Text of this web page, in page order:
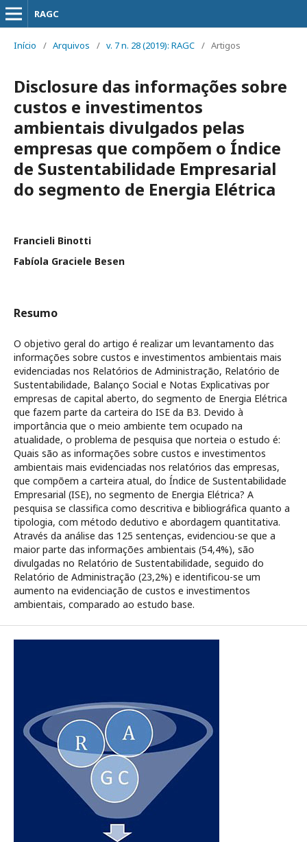
RAGC
Início / Arquivos / v. 7 n. 28 (2019): RAGC / Artigos
Disclosure das informações sobre
custos e investimentos
ambientais divulgados pelas
empresas que compõem o Índice
de Sustentabilidade Empresarial
do segmento de Energia Elétrica
Francieli Binotti
Fabíola Graciele Besen
Resumo
O objetivo geral do artigo é realizar um levantamento das
informações sobre custos e investimentos ambientais mais
evidenciadas nos Relatórios de Administração, Relatório de
Sustentabilidade, Balanço Social e Notas Explicativas por
empresas de capital aberto, do segmento de Energia Elétrica
que fazem parte da carteira do ISE da B3. Devido à
importância que o meio ambiente tem ocupado na
atualidade, o problema de pesquisa que norteia o estudo é:
Quais são as informações sobre custos e investimentos
ambientais mais evidenciadas nos relatórios das empresas,
que compõem a carteira atual, do Índice de Sustentabilidade
Empresarial (ISE), no segmento de Energia Elétrica? A
pesquisa se classifica como descritiva e bibliográfica quanto a
tipologia, com método dedutivo e abordagem quantitativa.
Através da análise das 125 sentenças, evidenciou-se que a
maior parte das informações ambientais (54,4%), são
divulgadas no Relatório de Sustentabilidade, seguido do
Relatório de Administração (23,2%) e identificou-se um
aumento na evidenciação de custos e investimentos
ambientais, comparado ao estudo base.